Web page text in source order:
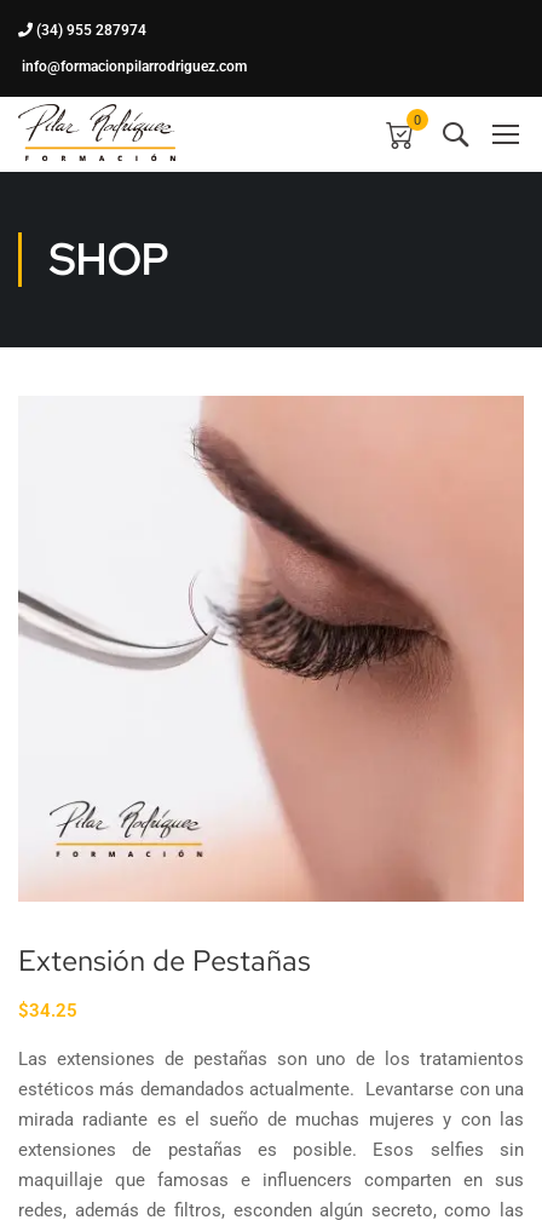
(34) 955 287974
info@formacionpilarrodriguez.com
0
SHOP
Extensión de Pestañas
$34.25
Las extensiones de pestañas son uno de los tratamientos
estéticos más demandados actualmente. Levantarse con una
mirada radiante es el sueño de muchas mujeres y con las
extensiones de pestañas es posible. Esos selfies sin
maquillaje que famosas e influencers comparten en sus
redes, además de filtros, esconden algún secreto, como las